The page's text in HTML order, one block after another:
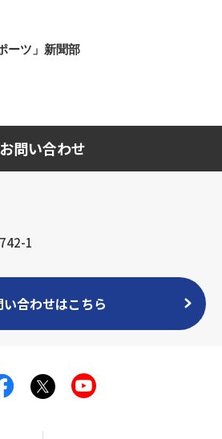
ーツ」新聞部
お問い合わせ
1
い合わせはこちら